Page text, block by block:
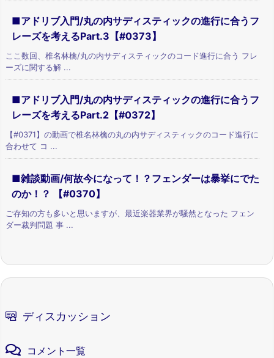
■アドリブ入門/丸の内サディスティックの進行に合うフ
レーズを考えるPart.3【#0373】
ここ数回、椎名林檎/丸の内サディスティックのコード進行に合う フレ
ーズに関する解 ...
■アドリブ入門/丸の内サディスティックの進行に合うフ
レーズを考えるPart.2【#0372】
【#0371】の動画で椎名林檎の丸の内サディスティックのコード進行に
合わせて コ ...
■雑談動画/何故今になって！？フェンダーは暴挙にでた
のか！？ 【#0370】
ご存知の方も多いと思いますが、最近楽器業界が騒然となった フェン
ダー裁判問題 事 ...
ディスカッション
コメント一覧